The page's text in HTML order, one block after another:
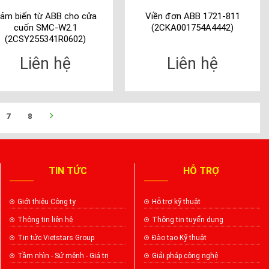
biến từ ABB cho cửa
cuốn SMC-W2.1
(2CSY255341R0602)
Liên hệ
Viền đơn ABB 1721-811
(2CKA001754A4442)
Liên hệ
7 8
TIN TỨC
Giới thiệu Công ty
Thông tin liên hệ
Tin tức Vietstars Group
Tầm nhìn - Sứ mệnh - Giá trị
HỖ TRỢ
Hỗ trợ kỹ thuật
Thông tin tuyển dụng
Đào tạo Kỹ thuật
Giải pháp công nghệ